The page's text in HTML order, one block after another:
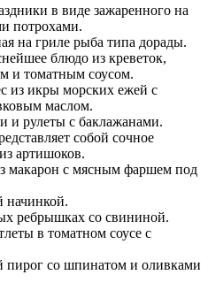
в виде зажаренного на
потрохами.
на гриле рыба типа дорады.
блюдо из креветок,
и томатным соусом.
из икры морских ежей с
маслом.
и рулеты с баклажанами.
собой сочное
артишоков.
макарон с мясным фаршем под
начинкой.
ребрышках со свининой.
в томатном соусе с
со шпинатом и оливками